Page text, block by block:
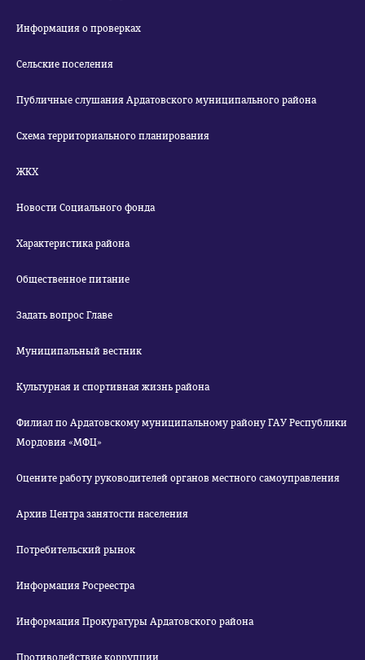
Информация о проверках
Сельские поселения
Публичные слушания Ардатовского муниципального района
Схема территориального планирования
ЖКХ
Новости Социального фонда
Характеристика района
Общественное питание
Задать вопрос Главе
Муниципальный вестник
Культурная и спортивная жизнь района
Филиал по Ардатовскому муниципальному району ГАУ Республики
Мордовия «МФЦ»
Оцените работу руководителей органов местного самоуправления
Архив Центра занятости населения
Потребительский рынок
Информация Росреестра
Информация Прокуратуры Ардатовского района
Противодействие коррупции